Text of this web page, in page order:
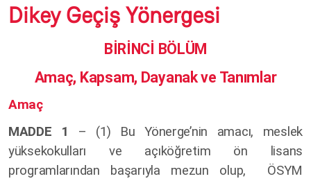
Dikey Geçiş Yönergesi
BİRİNCİ BÖLÜM
Amaç, Kapsam, Dayanak ve Tanımlar
Amaç
MADDE 1
– (1) Bu Yönerge’nin amacı, meslek
yüksekokulları ve açıköğretim ön lisans
programlarından başarıyla mezun olup, ÖSYM